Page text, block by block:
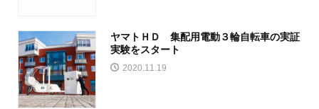
ヤマトＨＤ 集配用電動３輪自転車の実証
実験をスタート
2020.11.19